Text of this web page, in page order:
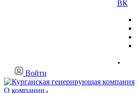
ВК
Войти
О компании